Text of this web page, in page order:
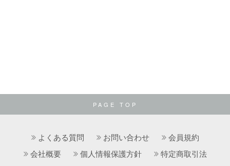
PAGE TOP
よくある質問 お問い合わせ
会員規約
会社概要
個人情報保護方針
特定商取引法